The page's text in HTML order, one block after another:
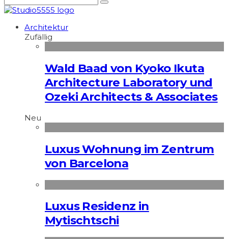
Architektur
Zufällig
Wald Baad von Kyoko Ikuta
Architecture Laboratory und
Ozeki Architects & Associates
Neu
Luxus Wohnung im Zentrum
von Barcelona
Luxus Residenz in
Mytischtschi